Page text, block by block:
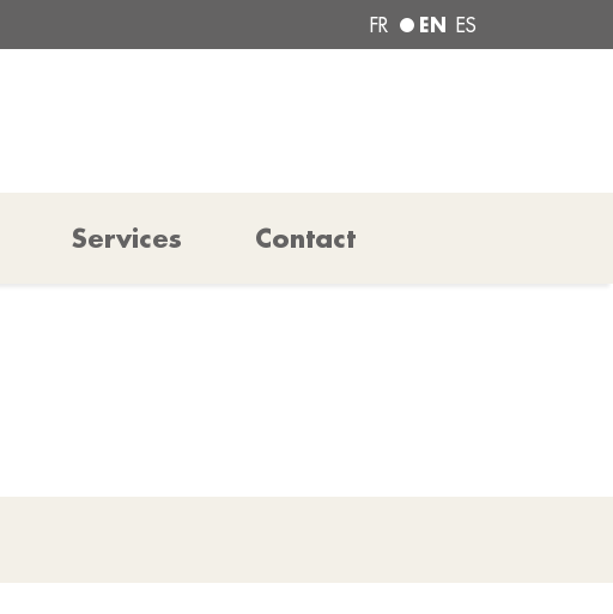
FR EN ES
Services Contact